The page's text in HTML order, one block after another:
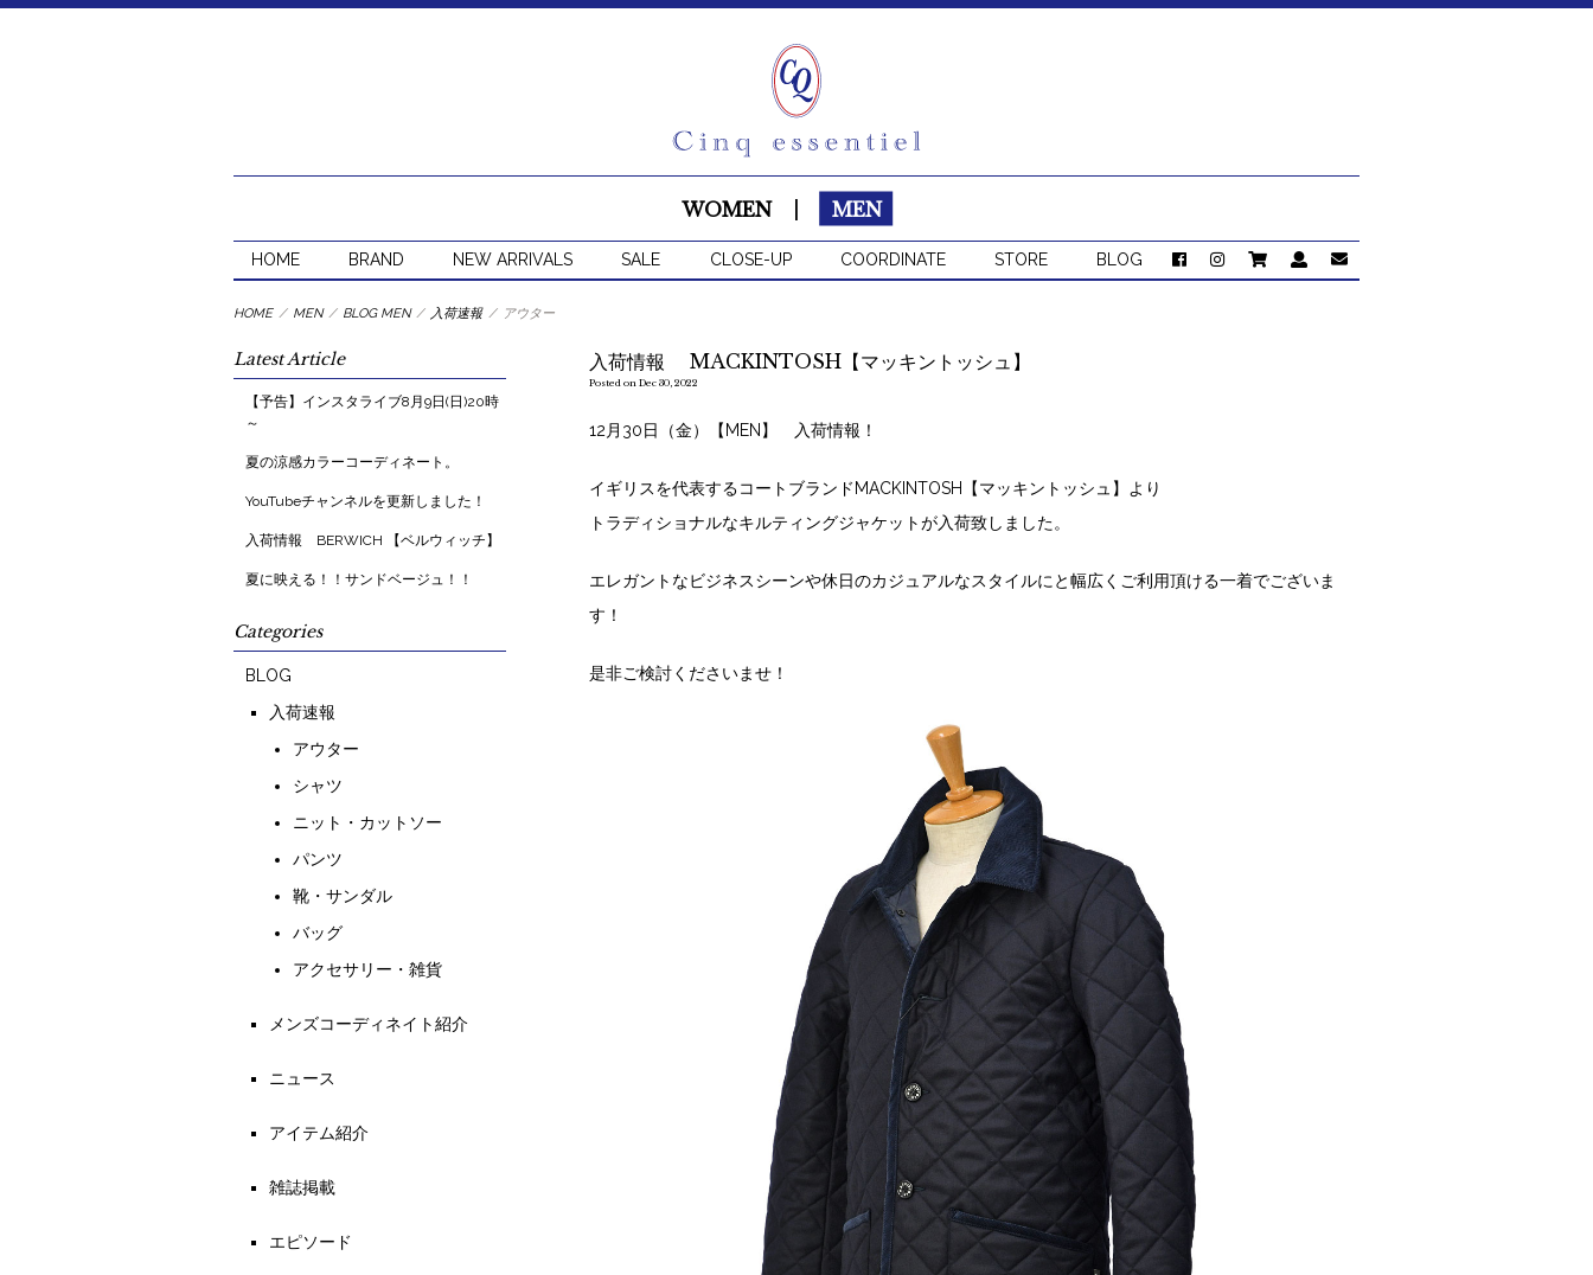
WOMEN MEN
HOME BRAND NEW ARRIVALS SALE CLOSE-UP COORDINATE STORE BLOG
HOME / MEN / BLOG MEN / 入荷速報 / アウター
入荷情報 MACKINTOSH【マッキントッシュ】
Posted on Dec 30, 2022
12月30日（金）【MEN】 入荷情報！
イギリスを代表するコートブランドMACKINTOSH【マッキントッシュ】より
トラディショナルなキルティングジャケットが入荷致しました。
エレガントなビジネスシーンや休日のカジュアルなスタイルにと幅広くご利用頂ける一着でございま
す！
是非ご検討くださいませ！
Latest Article
【予告】インスタライブ8月9日(日)20時
～
夏の涼感カラーコーディネート。
YouTubeチャンネルを更新しました！
入荷情報 BERWICH 【ベルウィッチ】
夏に映える！！サンドベージュ！！
Categories
BLOG
入荷速報
アウター
シャツ
ニット・カットソー
パンツ
靴・サンダル
バッグ
アクセサリー・雑貨
メンズコーディネイト紹介
ニュース
アイテム紹介
雑誌掲載
エピソード